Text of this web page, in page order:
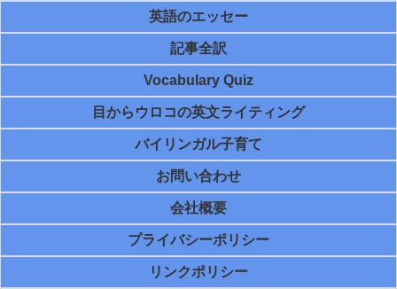
英語のエッセー
記事全訳
Vocabulary Quiz
目からウロコの英文ライティング
バイリンガル子育て
お問い合わせ
会社概要
プライバシーポリシー
リンクポリシー